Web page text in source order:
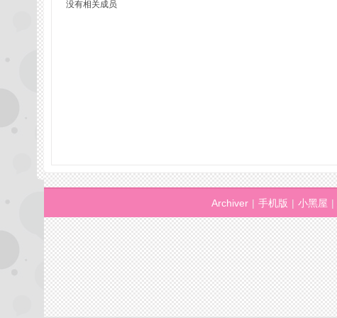
没有相关成员
Archiver | 手机版 | 小黑屋 |